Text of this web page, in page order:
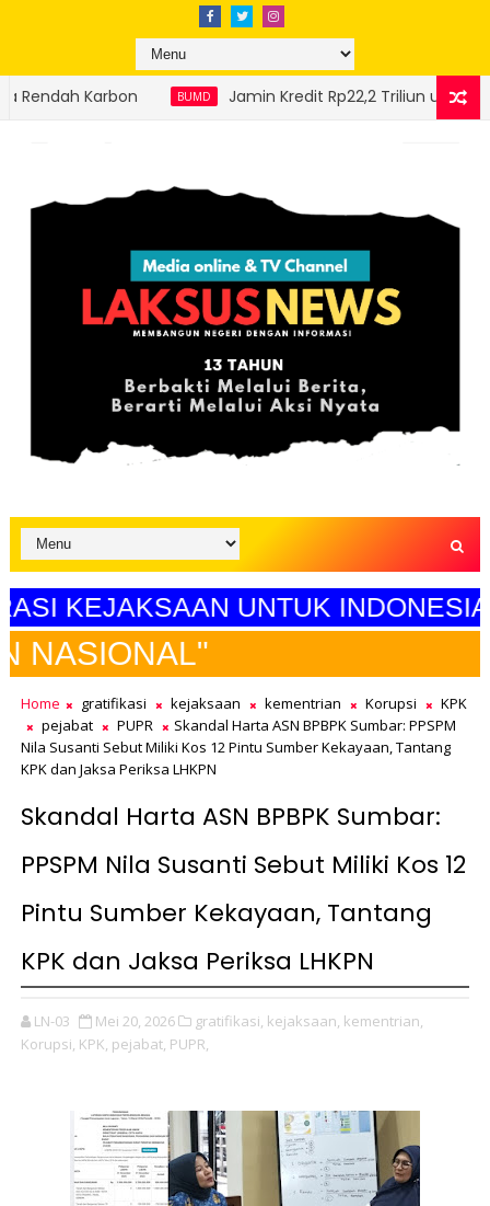
Jamin Kredit Rp22,2 Triliun untuk 210 Ribu UMKM,
UNTUK INDONESIA
Home gratifikasi kejaksaan kementrian Korupsi
KPK
pejabat
PUPR
Skandal Harta ASN BPBPK Sumbar: PPSPM
Nila Susanti Sebut Miliki Kos 12 Pintu Sumber Kekayaan, Tantang
KPK dan Jaksa Periksa LHKPN
Skandal Harta ASN BPBPK Sumbar:
PPSPM Nila Susanti Sebut Miliki Kos 12
Pintu Sumber Kekayaan, Tantang
KPK dan Jaksa Periksa LHKPN
LN-03 Mei 20, 2026 gratifikasi, kejaksaan, kementrian,
Korupsi, KPK, pejabat, PUPR,